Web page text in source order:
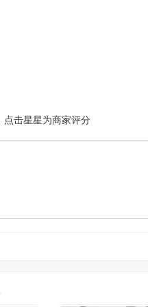
点击星星为商家评分